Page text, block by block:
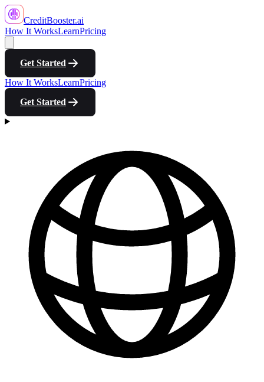
CreditBooster.ai
How It WorksLearnPricing
Get Started
How It WorksLearnPricing
Get Started